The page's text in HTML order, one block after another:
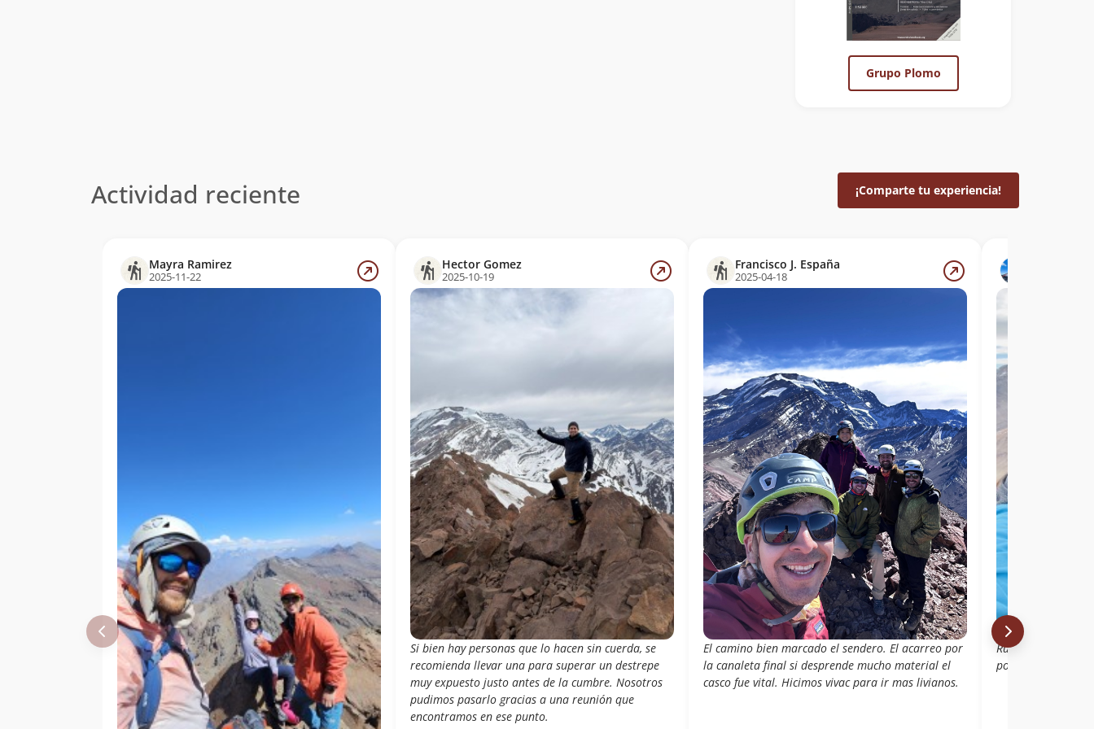
Grupo Plomo
Actividad reciente ¡Comparte tu experiencia!
Mayra Ramirez
2025-11-22
Hector Gomez
2025-10-19
Si bien hay personas que lo hacen sin cuerda, se
recomienda llevar una para superar un destrepe
muy expuesto justo antes de la cumbre. Nosotros
pudimos pasarlo gracias a una reunión que
encontramos en ese punto.
Francisco J. España
2025-04-18
El camino bien marcado el sendero. El acarreo por
la canaleta final si desprende mucho material el
casco fue vital. Hicimos vivac para ir mas livianos.
Ruta con un
por roca de muy